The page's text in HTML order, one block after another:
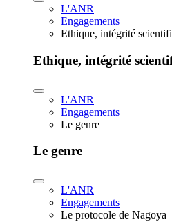
L'ANR
Engagements
Ethique, intégrité
Ethique, intégrité
L'ANR
Engagements
Le genre
Le genre
L'ANR
Engagements
Le protocole de Nagoya